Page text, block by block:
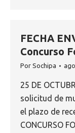
FECHA
Concurso
Por Sochipa
25 DE
solicitud de
el plazo de
CONCURSO